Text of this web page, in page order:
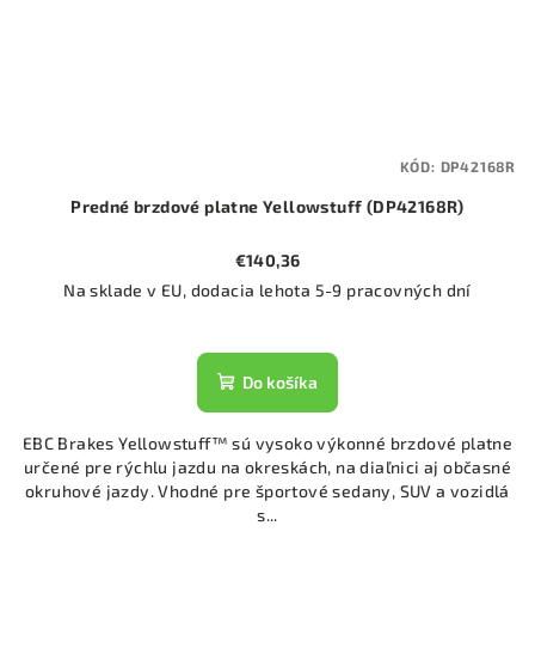
Predné brzdové platne Yellowstuff (DP42168R)
€140,36
Na sklade v EU, dodacia lehota 5-9 pracovných dní
Do košíka
EBC Brakes Yellowstuff™ sú vysoko výkonné brzdové platne
určené pre rýchlu jazdu na okreskách, na diaľnici aj občasné
okruhové jazdy. Vhodné pre športové sedany, SUV a vozidlá
s...
KÓD: DP42168R